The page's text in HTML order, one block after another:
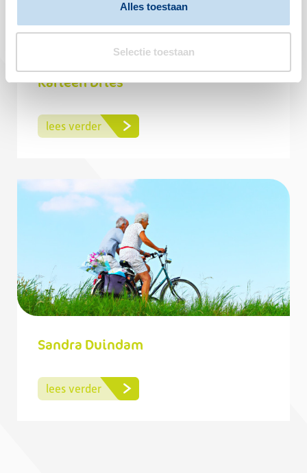
Alles toestaan
Selectie toestaan
Karleen Dries
lees verder
Sandra Duindam
lees verder